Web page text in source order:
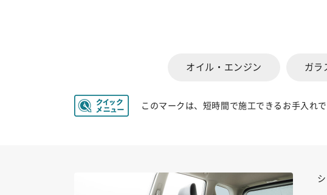
オイル・エンジン ガラ
このマークは、短時間で施工できるお手入れで